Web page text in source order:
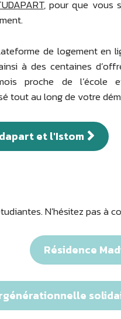
, pour que vous
de logement en
à des centaines
proche de l’école et
tout au long de votre
et l'Istom
N'hésitez pas à
Résidence